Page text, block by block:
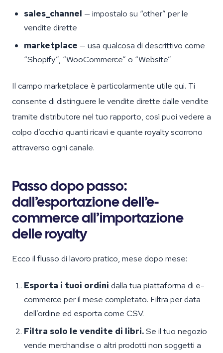
sales_channel — impostalo su “other” per le
vendite dirette
marketplace — usa qualcosa di descrittivo come
“Shopify”, “WooCommerce” o “Website”
Il campo marketplace è particolarmente utile qui. Ti
consente di distinguere le vendite dirette dalle vendite
tramite distributore nel tuo rapporto, così puoi vedere a
colpo d’occhio quanti ricavi e quante royalty scorrono
attraverso ogni canale.
Passo dopo passo:
dall’esportazione dell’e-
commerce all’importazione
delle royalty
Ecco il flusso di lavoro pratico, mese dopo mese:
Esporta i tuoi ordini dalla tua piattaforma di e-
commerce per il mese completato. Filtra per data
dell’ordine ed esporta come CSV.
Filtra solo le vendite di libri.Se il tuo negozio
vende merchandise o altri prodotti non soggetti a